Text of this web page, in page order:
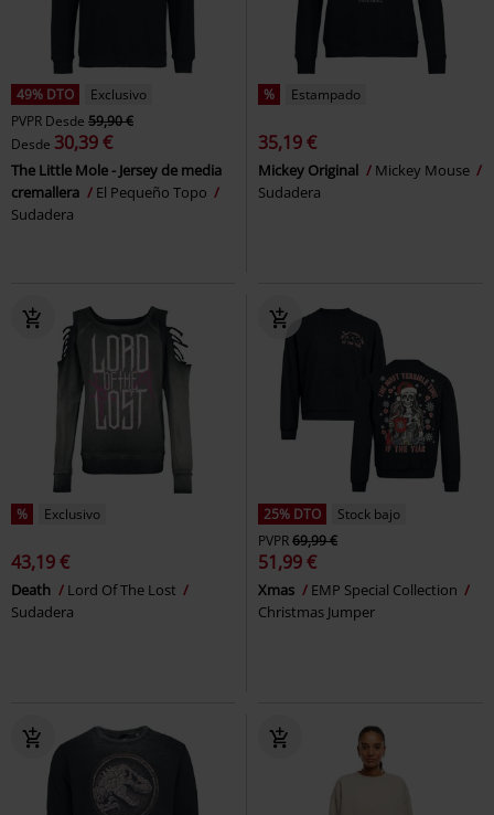
49% DTO
Exclusivo
PVPR Desde 59,90 €
Desde 30,39 €
The Little Mole - Jersey de media
cremallera
El Pequeño Topo
Sudadera
% Estampado
35,19 €
Mickey Original
Mickey Mouse
Sudadera
% Exclusivo
43,19 €
Death
Lord Of The Lost
Sudadera
25% DTO
Stock bajo
PVPR69,99 €
51,99 €
Xmas
EMP Special Collection
Christmas Jumper